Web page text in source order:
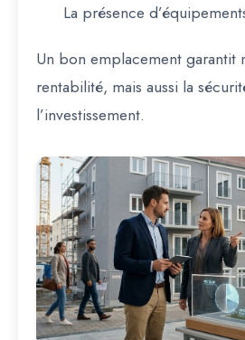
La présence
Un bon emplacement garantit
rentabilité, mais aussi la
l’investissement.